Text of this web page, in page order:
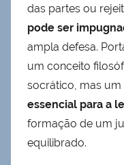
das partes ou
pode ser
ampla defesa.
um conceito
socrático, mas um
essencial para a
formação de um
equilibrado.